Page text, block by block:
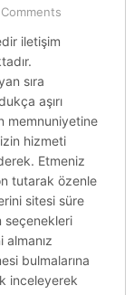
iletişim
sıra
aşırı
memnuniyetine
hizmeti
Etmeniz
tutarak özenle
sitesi süre
seçenekleri
bulmalarına
inceleyerek